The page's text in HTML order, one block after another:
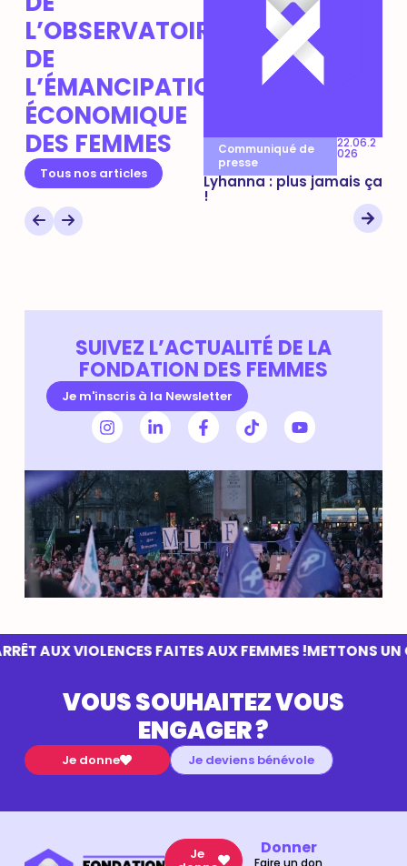
L’OBSERVATOIRE
DE
L’ÉMANCIPATION
ÉCONOMIQUE
DES FEMMES
Tous nos articles
Communiqué de
presse
23.06.2
026
Loi intégrale contre les
faites aux femmes et
aux enfants : une
première victoire
Communiqué de
presse
22.06.2
026
Lyhanna : plus jamais ça
!
SUIVEZ L’ACTUALITÉ DE LA
FONDATION DES FEMMES
Je m'inscris à la Newsletter
VOUS SOUHAITEZ VOUS
ENGAGER ?
Je donne Je deviens bénévole
AUX VIOLENCES FAITES AUX FEMMES !METTONS UN
Donner
Faire un don
Je